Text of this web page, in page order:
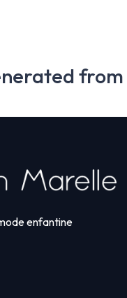
from
enfantine